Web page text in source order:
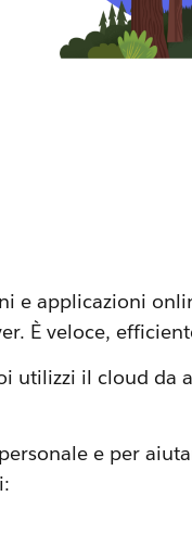
e applicazioni
È veloce,
utilizzi il cloud da
e per